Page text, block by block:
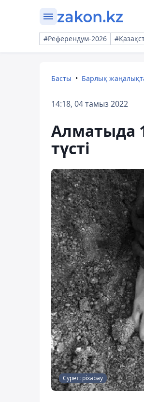
#Референдум-2026
Басты Барлық
14:18, 04 тамыз 2022
Алматыда
түсті
Сурет: pixabay